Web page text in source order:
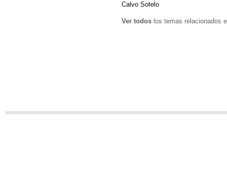
Calvo Sotelo
Ver todos los temas relacionados